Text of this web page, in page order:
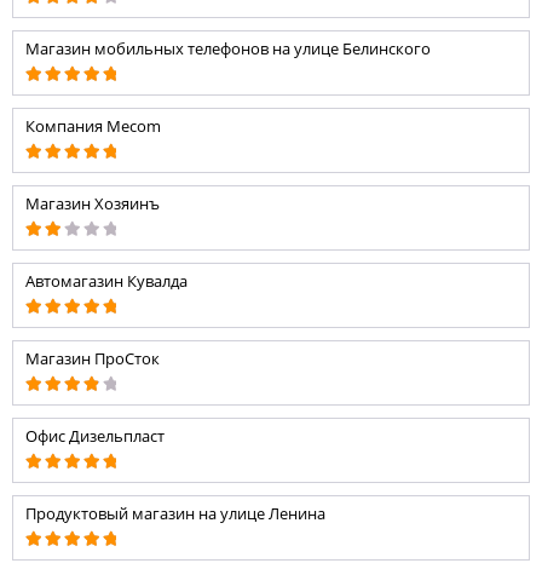
Магазин мобильных телефонов на улице Белинского
Компания Mecom
Магазин Хозяинъ
Автомагазин Кувалда
Магазин ПроСток
Офис Дизельпласт
Продуктовый магазин на улице Ленина